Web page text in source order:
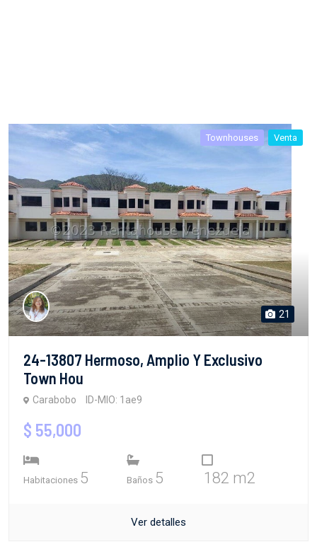
Townhouses Venta
21
24-13807 Hermoso, Amplio Y Exclusivo
Town Hou
Carabobo ID-MIO: 1ae9
$ 55,000
Habitaciones 5 Baños 5 182 m2
Ver detalles